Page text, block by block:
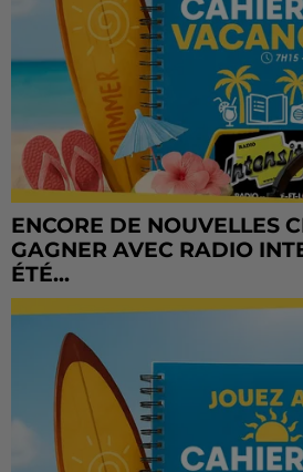
ENCORE DE NOUVELLES
GAGNER AVEC RADIO
ÉTÉ...